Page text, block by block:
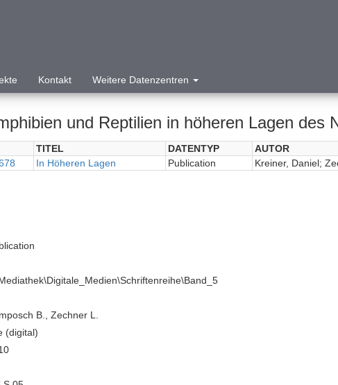
Kontakt Weitere Datenzentren
und Reptilien in höheren Lagen des
TITEL DATENTYP AUTOR
In Höheren Lagen Publication Kreiner, Daniel;
B., Zechner L.
(digital)